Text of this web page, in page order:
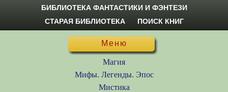
БИБЛИОТЕКА ФАНТАСТИКИ И ФЭНТЕЗИ
СТАРАЯ БИБЛИОТЕКА
ПОИСК КНИГ
Меню
Магия
Мифы. Легенды. Эпос
Мистика